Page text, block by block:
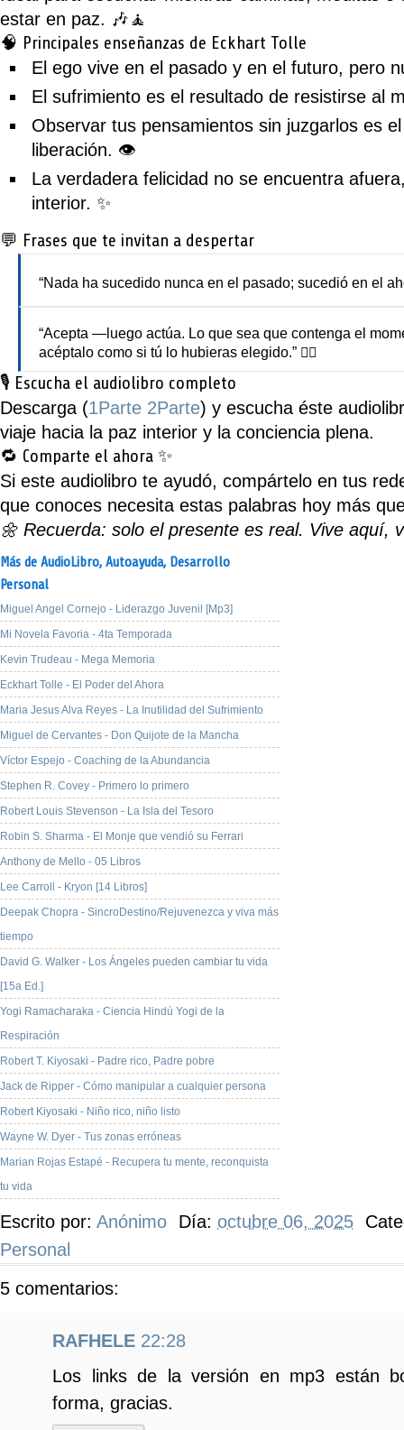
estar en paz. 🎶🧘
🧠 Principales enseñanzas de Eckhart Tolle
El ego vive en el pasado y en el futuro, pero
El sufrimiento es el resultado de resistirse al
Observar tus pensamientos sin juzgarlos es
liberación. 👁️
La verdadera felicidad no se encuentra
interior. ✨
💬 Frases que te invitan a despertar
“Nada ha sucedido nunca en el pasado; sucedió en el
“Acepta —luego actúa. Lo que sea que contenga el
acéptalo como si tú lo hubieras elegido.” 🧘‍♂️
🎙️ Escucha el audiolibro completo
Descarga (1Parte 2Parte) y escucha éste
viaje hacia la paz interior y la conciencia plena.
🔁 Comparte el ahora ✨
Si este audiolibro te ayudó, compártelo en tus
que conoces necesita estas palabras hoy más
🌼 Recuerda: solo el presente es real. Vive aquí,
Más de AudioLibro, Autoayuda, Desarrollo
Personal
Miguel Angel Cornejo - Liderazgo Juvenil [Mp3]
Mi Novela Favoria - 4ta Temporada
Kevin Trudeau - Mega Memoria
Eckhart Tolle - El Poder del Ahora
Maria Jesus Alva Reyes - La Inutilidad del Sufrimiento
Miguel de Cervantes - Don Quijote de la Mancha
Víctor Espejo - Coaching de la Abundancia
Stephen R. Covey - Primero lo primero
Robert Louis Stevenson - La Isla del Tesoro
Robin S. Sharma - El Monje que vendió su Ferrari
Anthony de Mello - 05 Libros
Lee Carroll - Kryon [14 Libros]
Deepak Chopra - SincroDestino/Rejuvenezca y viva más
tiempo
David G. Walker - Los Ángeles pueden cambiar tu vida
[15a Ed.]
Yogi Ramacharaka - Ciencia Hindú Yogi de la
Respiración
Robert T. Kiyosaki - Padre rico, Padre pobre
Jack de Ripper - Cómo manipular a cualquier persona
Robert Kiyosaki - Niño rico, niño listo
Wayne W. Dyer - Tus zonas erróneas
Marian Rojas Estapé - Recupera tu mente, reconquista
tu vida
Escrito por: Anónimo Día: octubre 06, 2025
Personal
5 comentarios:
RAFHELE 22:28
Los links de la versión en mp3 están
forma, gracias.